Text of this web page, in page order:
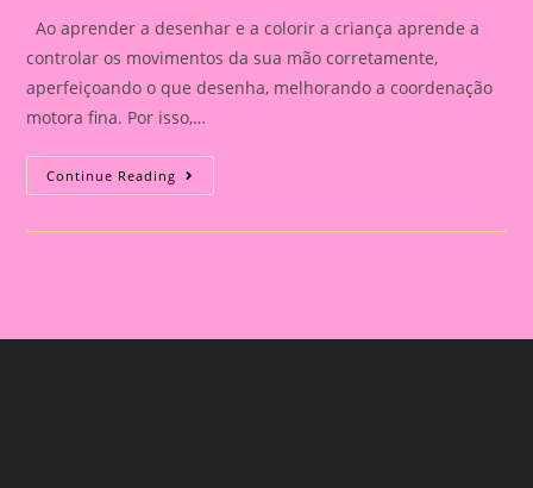
Ao aprender a desenhar e a colorir a criança aprende a
controlar os movimentos da sua mão corretamente,
aperfeiçoando o que desenha, melhorando a coordenação
motora fina. Por isso,…
Continue Reading Desenhos
Para
Com
A